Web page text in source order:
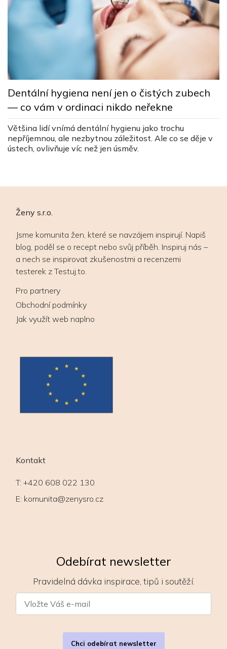
Dentální hygiena není jen o čistých zubech
— co vám v ordinaci nikdo neřekne
Většina lidí vnímá dentální hygienu jako trochu
nepříjemnou, ale nezbytnou záležitost. Ale co se děje v
ústech, ovlivňuje víc než jen úsměv.
Ženy s.r.o.
Jsme komunita žen, které se navzájem inspirují. Napiš
blog, poděl se o recept nebo svůj příběh. Inspiruj nás –
a nech se inspirovat zkušenostmi a recenzemi
testerek z Testuj.to.
Pro partnery
Obchodní podmínky
Jak využít web naplno
Kontakt
T: +420 608 022 130
E: komunita@zenysro.cz
Odebírat newsletter
Pravidelná dávka inspirace, tipů i soutěží.
Chci odebírat newsletter